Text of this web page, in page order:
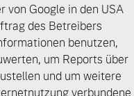
von Google in den USA
des Betreibers
benutzen,
um Reports über
und um weitere
verbundene